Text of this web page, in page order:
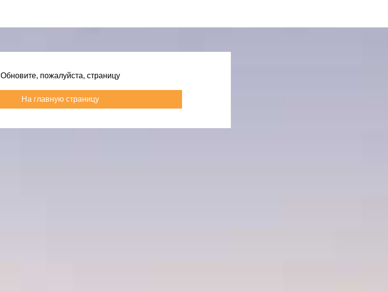
Обновите, пожалуйста, страницу
На главную страницу